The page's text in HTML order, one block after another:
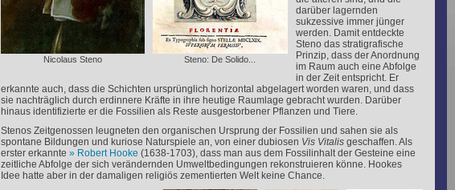
Nicolaus Steno Steno: De Solido...
darüber lagernden
sukzessive immer jünger
werden. Damit entdeckte
Steno das stratigrafische
Prinzip, dass der Anordnung
im Raum auch eine Abfolge
in der Zeit entspricht. Er
erkannte auch, dass die Schichten ursprünglich horizontal abgelagert worden waren, und dass
sie nachträglich durch erdinnere Kräfte in ihre heutige Raumlage gebracht wurden. Darüber
hinaus identifizierte er die Fossilien als Reste ausgestorbener Pflanzen und Tiere.
Stenos Zeitgenossen leugneten den organischen Ursprung der Fossilien und sahen sie als
spontane Bildungen und kuriose Naturspiele an, von einer dubiosen Vis Vitalisgeschaffen. Als
erster erkannte
Robert Hooke (1638-1703), dass man aus dem Fossilinhalt der Gesteine eine
zeitliche Abfolge der sich verändernden Umweltbedingungen rekonstruieren könne. Hookes
Idee hatte aber in der damaligen religiös zementierten Welt keine Chance.